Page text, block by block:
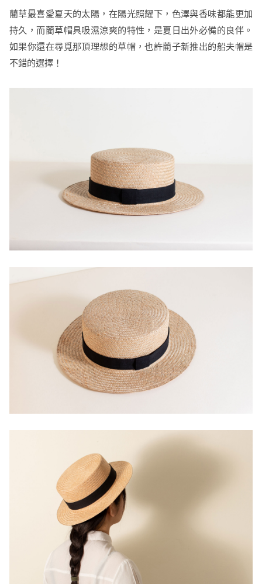
藺草最喜愛夏天的太陽，在陽光照耀下，色澤與香味都能更加
持久，而藺草帽具吸濕涼爽的特性，是夏日出外必備的良伴。
如果你還在尋覓那頂理想的草帽，也許藺子新推出的船夫帽是
不錯的選擇！